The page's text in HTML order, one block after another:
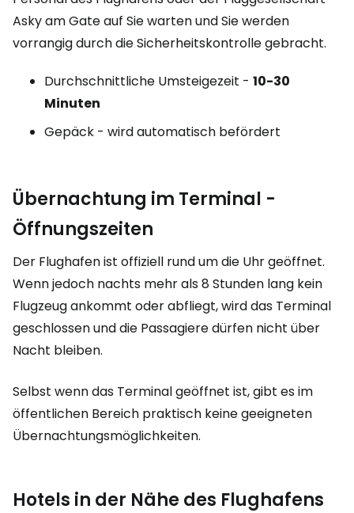
Asky am Gate auf Sie warten und Sie werden
vorrangig durch die Sicherheitskontrolle gebracht.
Durchschnittliche Umsteigezeit - 10-30
Minuten
Gepäck - wird automatisch befördert
Übernachtung im Terminal -
Öffnungszeiten
Der Flughafen ist offiziell rund um die Uhr geöffnet.
Wenn jedoch nachts mehr als 8 Stunden lang kein
Flugzeug ankommt oder abfliegt, wird das Terminal
geschlossen und die Passagiere dürfen nicht über
Nacht bleiben.
Selbst wenn das Terminal geöffnet ist, gibt es im
öffentlichen Bereich praktisch keine geeigneten
Übernachtungsmöglichkeiten.
Hotels in der Nähe des Flughafens